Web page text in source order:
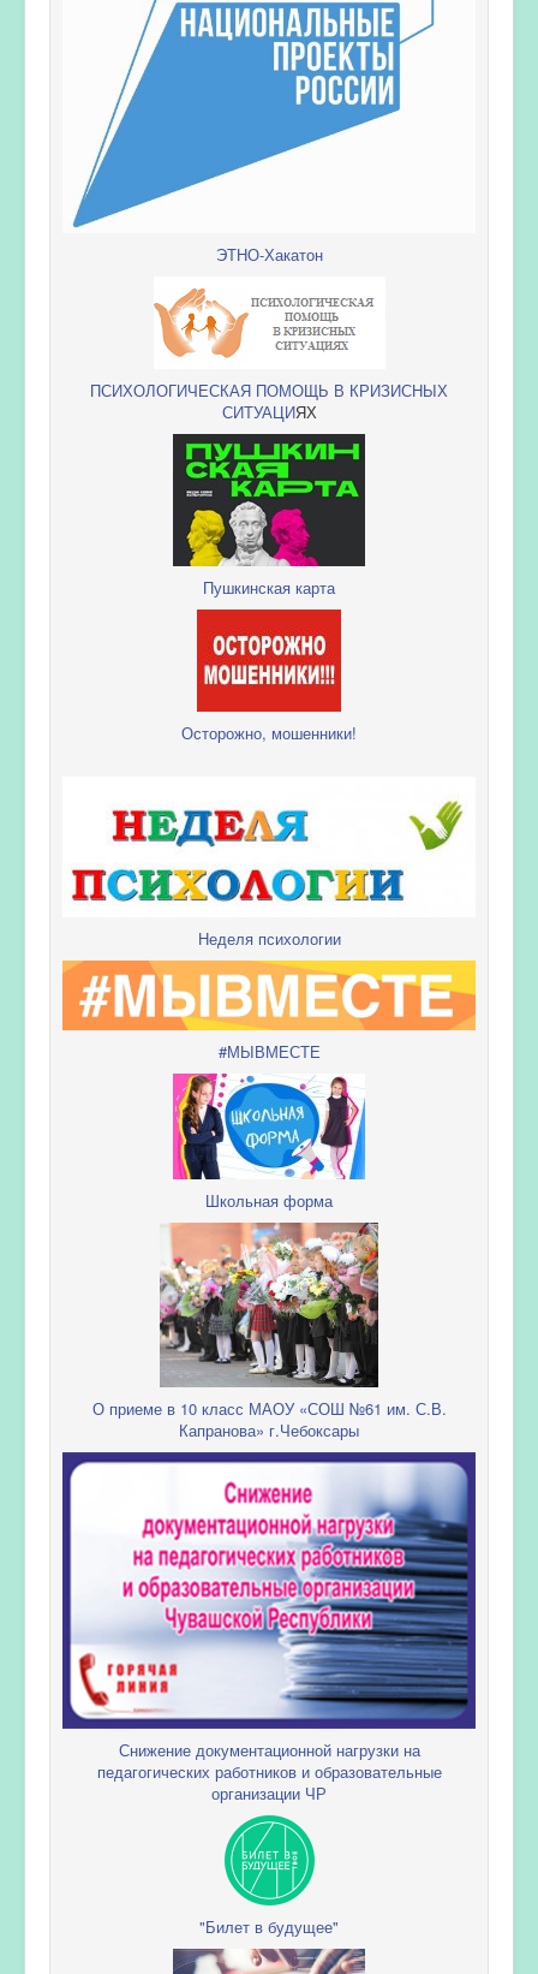
ЭТНО-Хакатон
ПСИХОЛОГИЧЕСКАЯ ПОМОЩЬ В КРИЗИСНЫХ
СИТУАЦИЯХ
Пушкинская карта
Осторожно, мошенники!
Неделя психологии
#МЫВМЕСТЕ
Школьная форма
О приеме в 10 класс МАОУ «СОШ №61 им. С.В.
Капранова» г.Чебоксары
Снижение документационной нагрузки на
педагогических работников и образовательные
организации ЧР
"Билет в будущее"